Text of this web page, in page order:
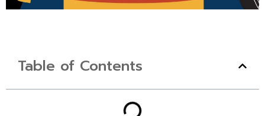
Table of Contents